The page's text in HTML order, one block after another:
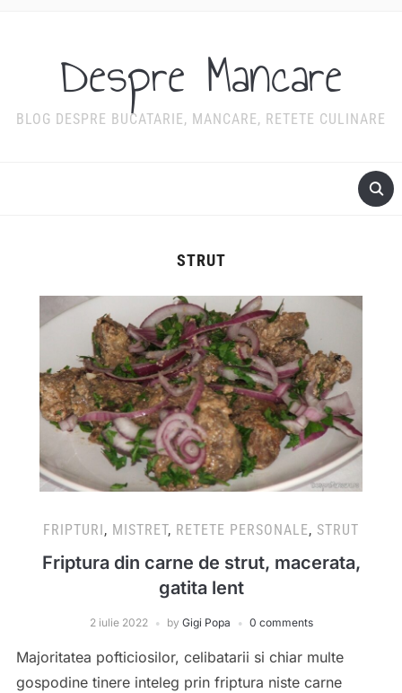
Despre Mancare
BLOG DESPRE BUCATARIE, MANCARE, RETETE CULINARE
STRUT
FRIPTURI , MISTRET, RETETE PERSONALE, STRUT
Friptura din carne de strut, macerata,
gatita lent
2 iulie 2022 by Gigi Popa 0 comments
Majoritatea pofticiosilor, celibatarii si chiar multe
gospodine tinere inteleg prin friptura niste carne